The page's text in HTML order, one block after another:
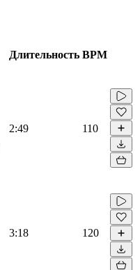
Длительность BPM
2:49 110
3:18 120